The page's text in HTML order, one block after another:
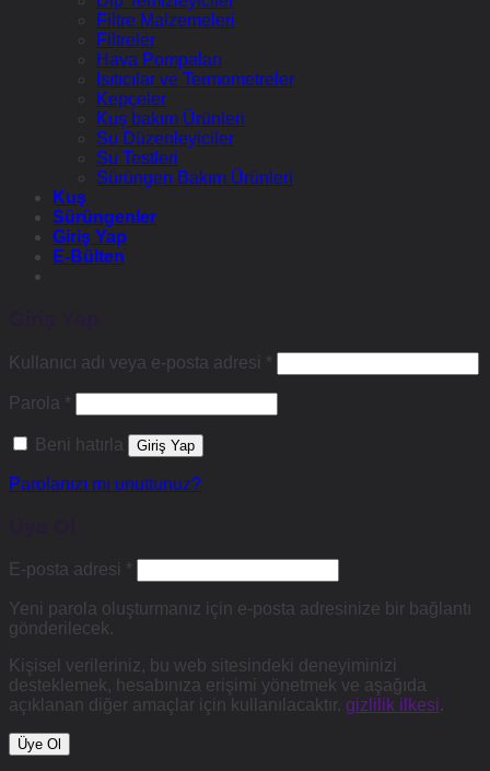
Filtre Malzemeleri
Filtreler
Hava Pompaları
Isıtıcılar ve Termometreler
Kepçeler
Kuş bakım Ürünleri
Su Düzenleyiciler
Su Testleri
Sürüngen Bakım Ürünleri
Kuş
Sürüngenler
Giriş Yap
E-Bülten
Kullanıcı adı veya e-posta adresi *
Parola *
Beni hatırla Giriş Yap
Parolanızı mı unuttunuz?
E-posta adresi *
Yeni parola oluşturmanız için e-posta adresinize bir bağlantı
gönderilecek.
Kişisel verileriniz, bu web sitesindeki deneyiminizi
desteklemek, hesabınıza erişimi yönetmek ve aşağıda
açıklanan diğer amaçlar için kullanılacaktır. gizlilik ilkesi.
Üye Ol